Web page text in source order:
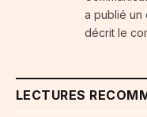
a publié un
décrit le
LECTURES